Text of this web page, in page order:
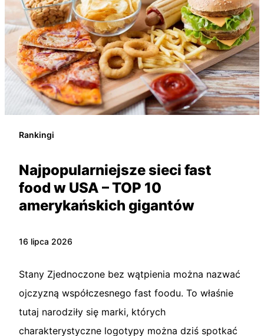
Rankingi
Najpopularniejsze sieci fast
food w USA – TOP 10
amerykańskich gigantów
16 lipca 2026
Stany Zjednoczone bez wątpienia można nazwać
ojczyzną współczesnego fast foodu. To właśnie
tutaj narodziły się marki, których
charakterystyczne logotypy można dziś spotkać